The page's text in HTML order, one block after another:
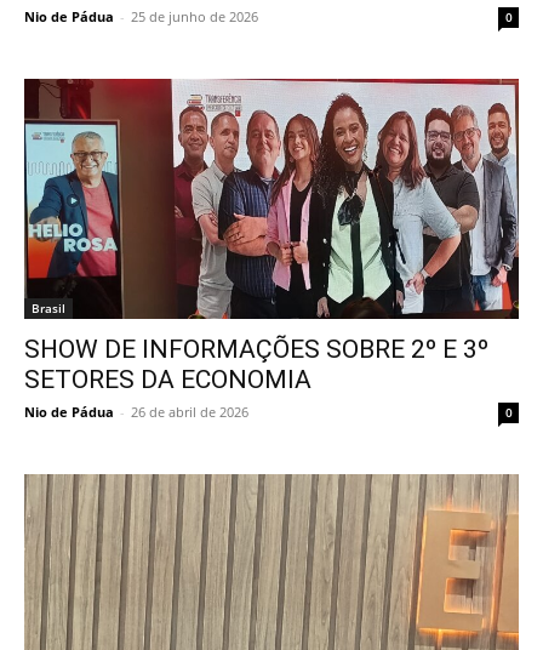
Nio de Pádua - 25 de junho de 2026 0
Brasil
SHOW DE INFORMAÇÕES SOBRE 2º E 3º
SETORES DA ECONOMIA
Nio de Pádua - 26 de abril de 2026 0